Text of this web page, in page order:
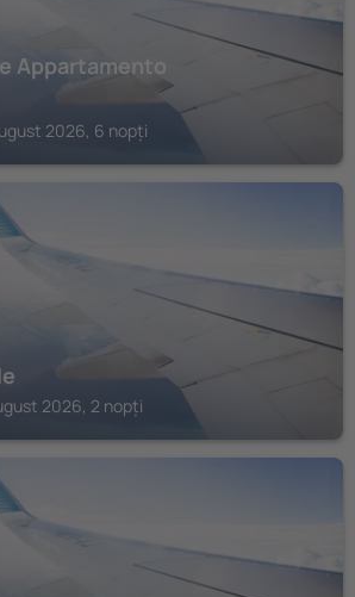
Appartamento
2026, 6 nopți
2026, 2 nopți